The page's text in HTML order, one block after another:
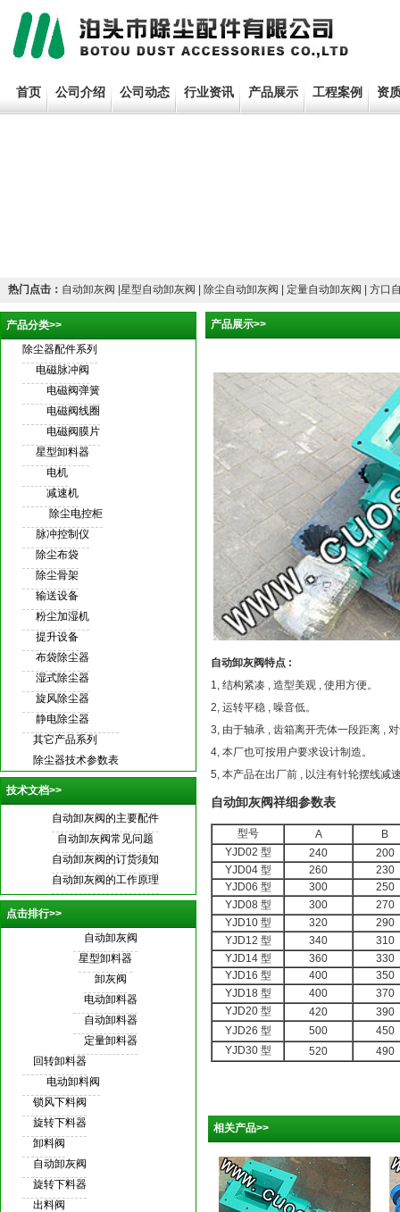
首页 公司介绍 公司动态 行业资讯 产品展示 工程案例 资
热门点击： 自动卸灰阀 |星型自动卸灰阀 | 除尘自动卸灰阀 | 定量自动卸灰阀 | 方
产品分类>>
除尘器配件系列
电磁脉冲阀
电磁阀弹簧
电磁阀线圈
电磁阀膜片
星型卸料器
电机
减速机
除尘电控柜
脉冲控制仪
除尘布袋
除尘骨架
输送设备
粉尘加湿机
提升设备
布袋除尘器
湿式除尘器
旋风除尘器
静电除尘器
其它产品系列
除尘器技术参数表
技术文档>>
自动卸灰阀的主要配件
自动卸灰阀常见问题
自动卸灰阀的订货须知
自动卸灰阀的工作原理
点击排行>>
自动卸灰阀
星型卸料器
卸灰阀
电动卸料器
自动卸料器
定量卸料器
回转卸料器
电动卸料阀
锁风下料阀
旋转下料器
卸料阀
自动卸灰阀
旋转下料器
出料阀
产品展示>>
自动卸灰阀特点 :
1, 结构紧凑 , 造型美观 , 使用方便。
2, 运转平稳 , 噪音低。
3, 由于轴承 , 齿箱离开壳体一段距离 ,
4, 本厂也可按用户要求设计制造。
5, 本产品在出厂前 , 以注有针轮摆线减
自动卸灰阀祥细参数表
型号 A
B
YJD02 型
240
200
YJD04 型
260
230
YJD06 型
300
250
YJD08 型
300
270
YJD10 型
320
290
YJD12 型
340
310
YJD14 型
360
330
YJD16 型
400
350
YJD18 型
400
370
YJD20 型
420
390
YJD26 型
500
450
YJD30 型
520 490
相关产品>>